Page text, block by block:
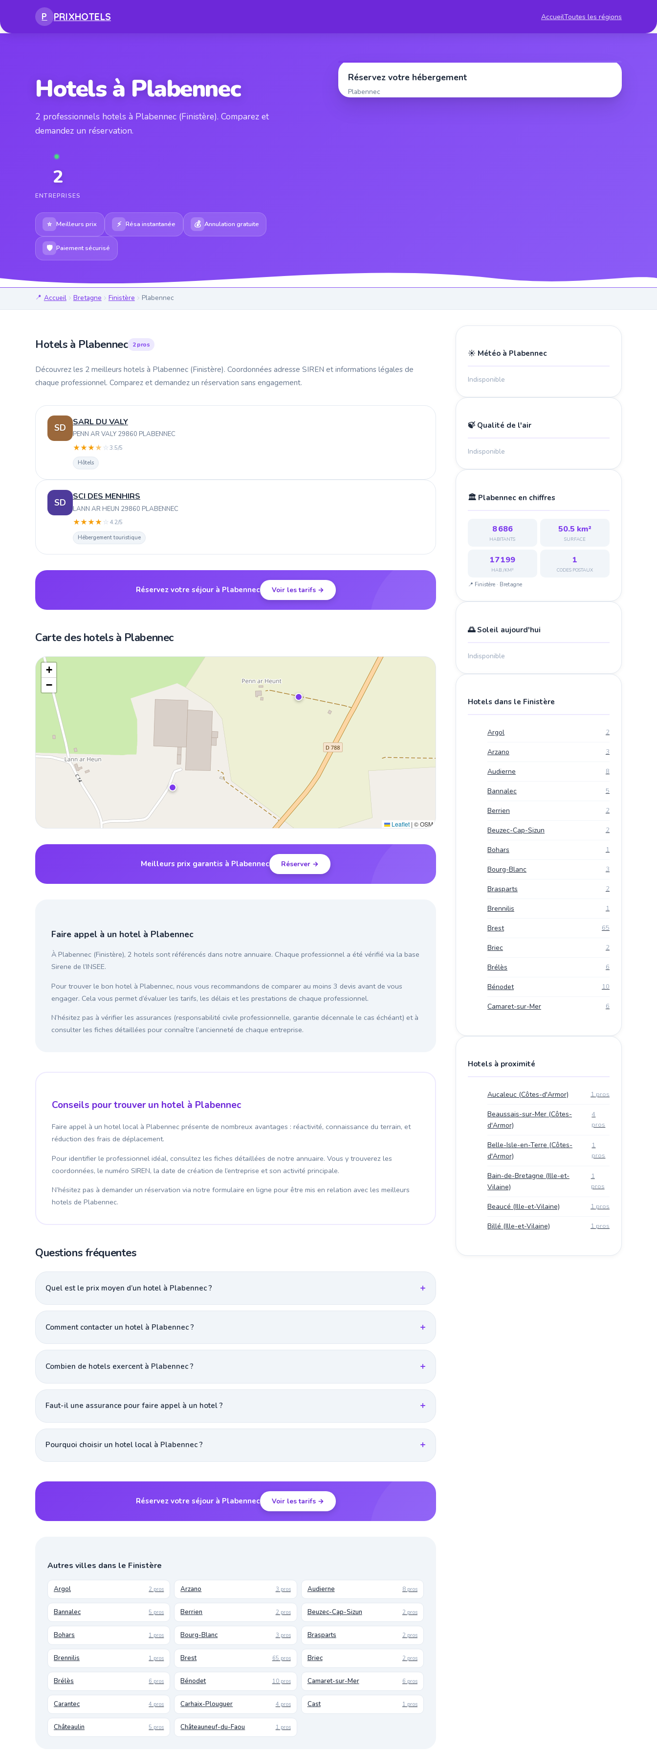
P PRIXHOTELS AccueilToutes les régions
Hotels à Plabennec
2 professionnels hotels à Plabennec (Finistère). Comparez et
demandez un réservation.
2
ENTREPRISES
⭐ Meilleurs prix ⚡ Résa instantanée 💰 Annulation gratuite
🛡 Paiement sécurisé
Réservez votre hébergement
Plabennec
Accueil Bretagne Finistère Plabennec
Hotels à Plabennec 2 pros
Découvrez les 2 meilleurs hotels à Plabennec (Finistère). Coordonnées adresse SIREN et informations légales de
chaque professionnel. Comparez et demandez un réservation sans engagement.
SD
SARL DU VALY
PENN AR VALY 29860 PLABENNEC
★★★★ ☆3.5/5
Hôtels
SD
SCI DES MENHIRS
LANN AR HEUN 29860 PLABENNEC
★★★★ ☆ 4.2/5
Hébergement touristique
Réservez votre séjour à Plabennec Voir les tarifs →
Carte des hotels à Plabennec
+
−
Leaflet | © OSM
Meilleurs prix garantis à Plabennec Réserver →
Faire appel à un hotel à Plabennec
À Plabennec (Finistère), 2 hotels sont référencés dans notre annuaire. Chaque professionnel a été vérifié via la base
Sirene de l’INSEE.
Pour trouver le bon hotel à Plabennec, nous vous recommandons de comparer au moins 3 devis avant de vous
engager. Cela vous permet d’évaluer les tarifs, les délais et les prestations de chaque professionnel.
N’hésitez pas à vérifier les assurances (responsabilité civile professionnelle, garantie décennale le cas échéant) et à
consulter les fiches détaillées pour connaître l’ancienneté de chaque entreprise.
Conseils pour trouver un hotel à Plabennec
Faire appel à un hotel local à Plabennec présente de nombreux avantages : réactivité, connaissance du terrain, et
réduction des frais de déplacement.
Pour identifier le professionnel idéal, consultez les fiches détaillées de notre annuaire. Vous y trouverez les
coordonnées, le numéro SIREN, la date de création de l’entreprise et son activité principale.
N’hésitez pas à demander un réservation via notre formulaire en ligne pour être mis en relation avec les meilleurs
hotels de Plabennec.
Questions fréquentes
Quel est le prix moyen d’un hotel à Plabennec ?
Comment contacter un hotel à Plabennec ?
Combien de hotels exercent à Plabennec ?
Faut-il une assurance pour faire appel à un hotel ?
Pourquoi choisir un hotel local à Plabennec ?
Réservez votre séjour à Plabennec Voir les tarifs →
Autres villes dans le Finistère
Argol 2 pros Arzano 3 pros Audierne 8 pros
Bannalec 5 pros Berrien 2 pros Beuzec-Cap-Sizun 2 pros
Bohars 1 pros Bourg-Blanc 3 pros Brasparts 2 pros
Brennilis 1 pros Brest 65 pros Briec 2 pros
Brélès 6 pros Bénodet 10 pros Camaret-sur-Mer 6 pros
Carantec 4 pros Carhaix-Plouguer 4 pros Cast 1 pros
Châteaulin 5 pros Châteauneuf-du-Faou 1 pros
☀️ Météo à Plabennec
Indisponible
🍃 Qualité de l'air
Indisponible
🏛️ Plabennec en chiffres
8 686
HABITANTS
50.5 km²
SURFACE
17 199
HAB./KM²
1
CODES POSTAUX
📍 Finistère · Bretagne
🌅 Soleil aujourd'hui
Indisponible
Hotels dans le Finistère
Argol 2
Arzano 3
Audierne 8
Bannalec 5
Berrien 2
Beuzec-Cap-Sizun 2
Bohars 1
Bourg-Blanc 3
Brasparts 2
Brennilis 1
Brest 65
Briec 2
Brélès 6
Bénodet 10
Camaret-sur-Mer 6
Hotels à proximité
Aucaleuc (Côtes-d'Armor) 1 pros
Beaussais-sur-Mer (Côtes-
d'Armor)
4
pros
Belle-Isle-en-Terre (Côtes-
d'Armor)
1
pros
Bain-de-Bretagne (Ille-et-
Vilaine)
1
pros
Beaucé (Ille-et-Vilaine) 1 pros
Billé (Ille-et-Vilaine) 1 pros